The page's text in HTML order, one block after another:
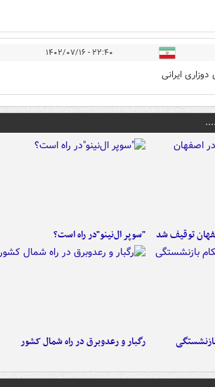
۲۲:۴۰ - ۱۴۰۲/۰۷/۱۶
ایرانی
"سوپر ال‌نینو"در راه است؟
رگبار و رعدوبرق در راه شمال کشور